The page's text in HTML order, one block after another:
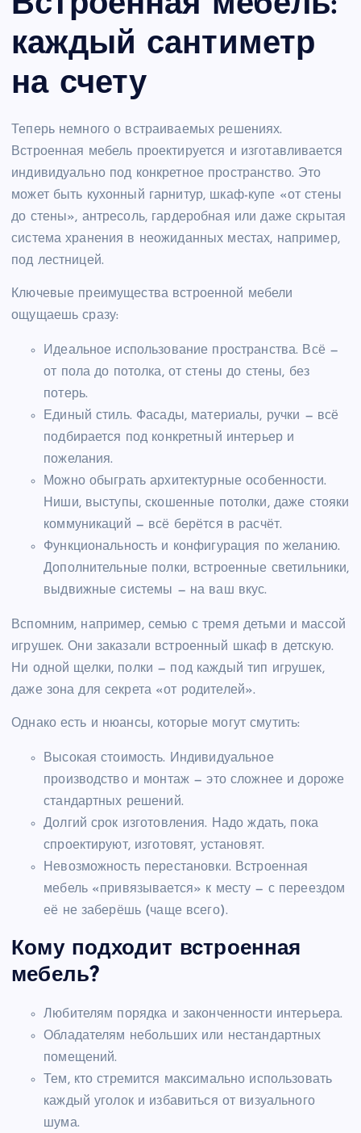
каждый сантиметр
на счету
Теперь немного о встраиваемых решениях.
Встроенная мебель проектируется и изготавливается
индивидуально под конкретное пространство. Это
может быть кухонный гарнитур, шкаф-купе «от стены
до стены», антресоль, гардеробная или даже скрытая
система хранения в неожиданных местах, например,
под лестницей.
Ключевые преимущества встроенной мебели
ощущаешь сразу:
Идеальное использование пространства. Всё —
от пола до потолка, от стены до стены, без
потерь.
Единый стиль. Фасады, материалы, ручки — всё
подбирается под конкретный интерьер и
пожелания.
Можно обыграть архитектурные особенности.
Ниши, выступы, скошенные потолки, даже стояки
коммуникаций — всё берётся в расчёт.
Функциональность и конфигурация по желанию.
Дополнительные полки, встроенные светильники,
выдвижные системы — на ваш вкус.
Вспомним, например, семью с тремя детьми и массой
игрушек. Они заказали встроенный шкаф в детскую.
Ни одной щелки, полки — под каждый тип игрушек,
даже зона для секрета «от родителей».
Однако есть и нюансы, которые могут смутить:
Высокая стоимость. Индивидуальное
производство и монтаж — это сложнее и дороже
стандартных решений.
Долгий срок изготовления. Надо ждать, пока
спроектируют, изготовят, установят.
Невозможность перестановки. Встроенная
мебель «привязывается» к месту — с переездом
её не заберёшь (чаще всего).
Кому подходит встроенная
мебель?
Любителям порядка и законченности интерьера.
Обладателям небольших или нестандартных
помещений.
Тем, кто стремится максимально использовать
каждый уголок и избавиться от визуального
шума.